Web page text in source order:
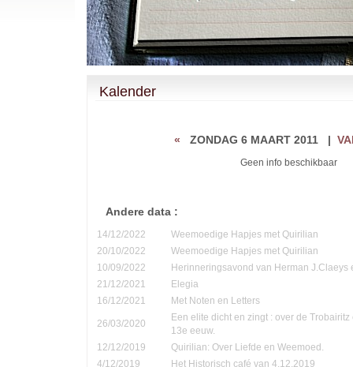
Kalender
« ZONDAG 6 MAART 2011|
Geen info beschikbaar
Andere data :
14/12/2022
Weemoedige Hapjes met Quirilian
20/10/2022
Weemoedige Hapjes met Quirilian
10/09/2022
Herinneringsavond van Herman J.Claeys
21/12/2021
Elegia
16/12/2021
Met Noten en Letters
26/03/2020
Een elite dicht en zingt : over de
13e eeuw.
12/12/2019
Quirilian: Over Liefde en Weemoed.
4/12/2019
Het Historisch café van 4.12.2019